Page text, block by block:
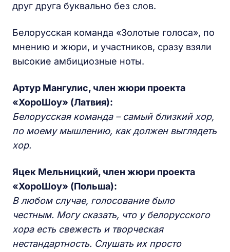
друг друга буквально без слов.
Белорусская команда «Золотые голоса», по
мнению и жюри, и участников, сразу взяли
высокие амбициозные ноты.
Артур Мангулис, член жюри проекта
«ХороШоу» (Латвия):
Белорусская команда – самый близкий хор,
по моему мышлению, как должен выглядеть
хор.
Яцек Мельницкий, член жюри проекта
«ХороШоу» (Польша):
В любом случае, голосование было
честным. Могу сказать, что у белорусского
хора есть свежесть и творческая
нестандартность. Слушать их просто